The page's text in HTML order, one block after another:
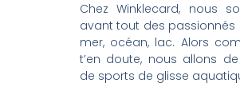
Chez Winklecard, nous
avant tout des passionnés
mer, océan, lac. Alors
t’en doute, nous allons
de sports de glisse